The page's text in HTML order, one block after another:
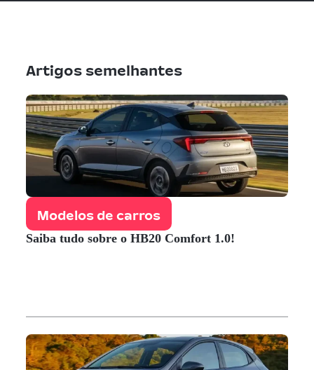
Artigos semelhantes
Modelos de carros
Saiba tudo sobre o HB20 Comfort 1.0!